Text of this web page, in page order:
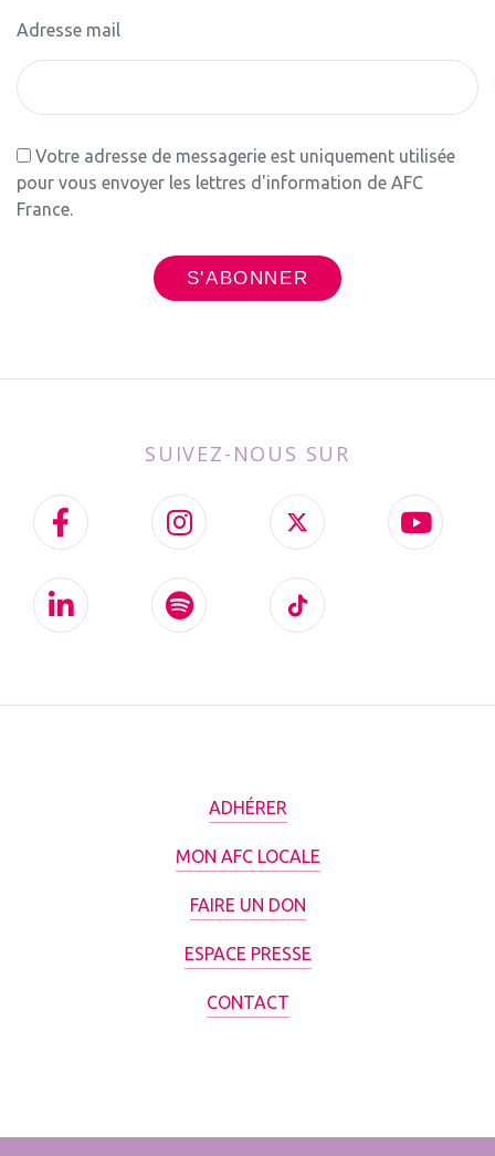
Adresse mail
Votre adresse de messagerie est uniquement utilisée
pour vous envoyer les lettres d'information de AFC
France.
SUIVEZ-NOUS SUR
ADHÉRER
MON AFC LOCALE
FAIRE UN DON
ESPACE PRESSE
CONTACT